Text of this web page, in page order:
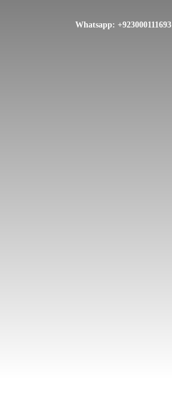
Whatsapp: +923000111693